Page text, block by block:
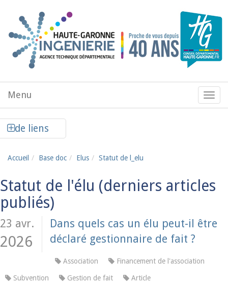
Menu
de
Menu
de liens
Accueil Base doc Elus Statut de l_elu
Statut de l'élu
23 avr.
2026
Dans quels cas un élu peut-il être
déclaré gestionnaire de fait ?
Association Financement de l'association
Subvention Gestion de fait Article